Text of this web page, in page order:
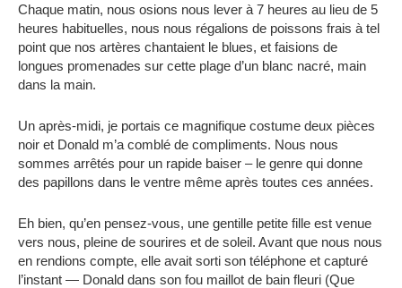
Chaque matin, nous osions nous lever à 7 heures au lieu de 5
heures habituelles, nous nous régalions de poissons frais à tel
point que nos artères chantaient le blues, et faisions de
longues promenades sur cette plage d’un blanc nacré, main
dans la main.
Un après-midi, je portais ce magnifique costume deux pièces
noir et Donald m’a comblé de compliments. Nous nous
sommes arrêtés pour un rapide baiser – le genre qui donne
des papillons dans le ventre même après toutes ces années.
Eh bien, qu’en pensez-vous, une gentille petite fille est venue
vers nous, pleine de sourires et de soleil. Avant que nous nous
en rendions compte, elle avait sorti son téléphone et capturé
l’instant — Donald dans son fou maillot de bain fleuri (Que